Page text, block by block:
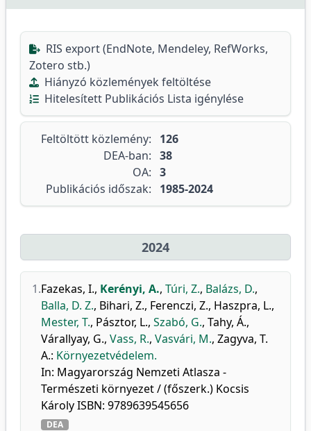
RIS export (EndNote, Mendeley, RefWorks,
Zotero stb.)
Hiányzó közlemények feltöltése
Hitelesített Publikációs Lista igénylése
Feltöltött közlemény:
126
DEA-ban: 38
OA: 3
Publikációs időszak:
1985-2024
2024
1.Fazekas, I., Kerényi, A., Túri, Z., Balázs, D.,
Balla, D. Z., Bihari, Z., Ferenczi, Z., Haszpra, L.,
Mester, T., Pásztor, L., Szabó, G., Tahy, Á.,
Várallyay, G., Vass, R., Vasvári, M., Zagyva, T.
A.: Környezetvédelem.
In: Magyarország Nemzeti Atlasza -
Természeti környezet / (főszerk.) Kocsis
Károly ISBN: 9789639545656
DEA